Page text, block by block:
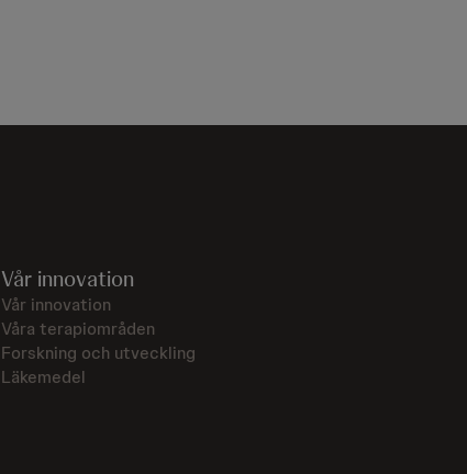
Vår innovation
Vår innovation
Våra terapiområden
Forskning och utveckling
Läkemedel